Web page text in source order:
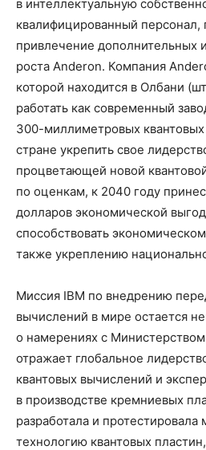
в интеллектуальную
квалифицированный персонал,
привлечение дополнительных
роста Anderon. Компания
которой находится в Олбани
работать как современный
300-миллиметровых
стране укрепить свое
процветающей новой
по оценкам, к 2040 году
долларов экономической
способствовать
также укреплению
Миссия IBM по внедрению
вычислений в мире остается
о намерениях с
отражает глобальное
квантовых вычислений и
в производстве кремниевых
разработала и
технологию квантовых